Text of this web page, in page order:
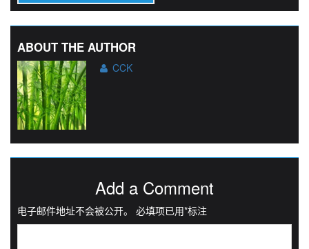
ABOUT THE AUTHOR
CCK
Add a Comment
电子邮件地址不会被公开。 必填项已用*标注